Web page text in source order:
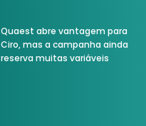
Quaest abre vantagem para
Ciro, mas a campanha ainda
reserva muitas variáveis